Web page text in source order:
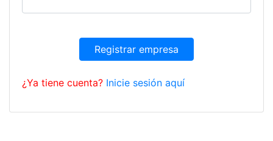
Registrar empresa
¿Ya tiene cuenta? Inicie sesión aquí